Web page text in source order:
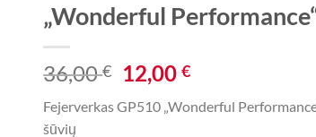
„Wonderful
36,00€
Original
price
was:
12,00€Current
is:
Fejerverkas GP510 „Wonderful
šūvių